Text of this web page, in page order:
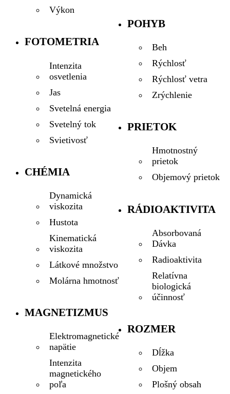
Výkon
FOTOMETRIA
Intenzita
osvetlenia
Jas
Svetelná energia
Svetelný tok
Svietivosť
CHÉMIA
Dynamická
viskozita
Hustota
Kinematická
viskozita
Látkové množstvo
Molárna hmotnosť
MAGNETIZMUS
Elektromagnetické
napätie
Intenzita
magnetického
poľa
POHYB
Beh
Rýchlosť
Rýchlosť vetra
Zrýchlenie
PRIETOK
Hmotnostný
prietok
Objemový prietok
RÁDIOAKTIVITA
Absorbovaná
Dávka
Radioaktivita
Relatívna
biologická
účinnosť
ROZMER
Dĺžka
Objem
Plošný obsah